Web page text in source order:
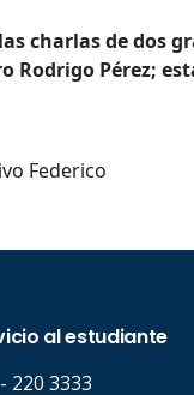
charlas de dos
Rodrigo Pérez;
Federico